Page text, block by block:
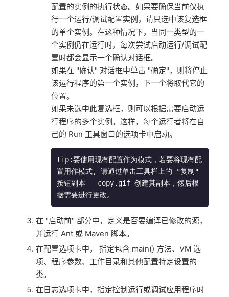
配置的实例的执行状态。如果要确保当前仅执
行一个运行/调试配置实例，请只选中该复选框
的单个实例。在这种情况下，当同一类型的一
个实例仍在运行时，每次尝试启动运行/调试配
置时都会显示一个确认对话框。
如果在 "确认" 对话框中单击 "确定"，则将停止
该运行程序的第一个实例，下一个将取代它的
位置。
如果未选中此复选框，则可以根据需要启动运
行程序的多个实例。这样，每个运行者将在自
己的 Run 工具窗口的选项卡中启动。
tip:要使用现有配置作为模式，若要将现有配
置用作模式, 请通过单击工具栏上的 "复制"
按钮副本   copy.gif 创建其副本，然后根
据需要进行更改。
在 "启动前" 部分中，定义是否要编译已修改的源，
并运行 Ant 或 Maven 脚本。
在配置选项卡中， 指定包含 main() 方法、VM 选
项、程序参数、工作目录和其他配置特定设置的
类。
在日志选项卡中，指定控制运行或调试应用程序时